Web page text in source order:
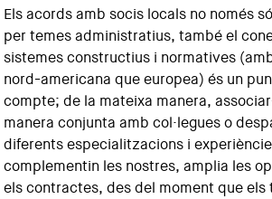
Els acords amb socis locals no només
per temes administratius, també el
sistemes constructius i normatives
nord-americana que europea) és un
compte; de la mateixa manera,
manera conjunta amb col·legues o
diferents especialitzacions i
complementin les nostres, amplia les
els contractes, des del moment que